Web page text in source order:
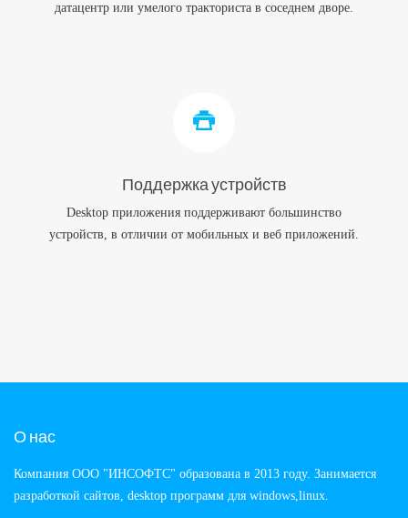
датацентр или умелого тракториста в соседнем дворе.
Поддержка устройств
Desktop приложения поддерживают большинство
устройств, в отличии от мобильных и веб приложений.
О нас
Компания ООО "ИНСОФТС" образована в 2013 году. Занимается
разработкой сайтов, desktop программ для windows,linux.